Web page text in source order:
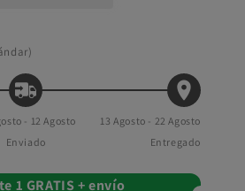
- 12 Agosto
Enviado
13 Agosto - 22 Agosto
Entregado
1 GRATIS + envío